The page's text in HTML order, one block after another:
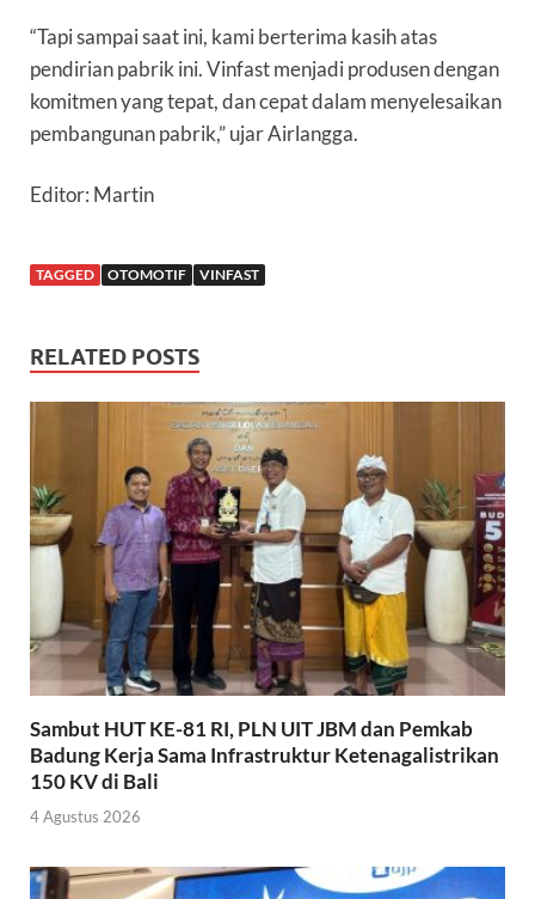
“Tapi sampai saat ini, kami berterima kasih atas
pendirian pabrik ini. Vinfast menjadi produsen dengan
komitmen yang tepat, dan cepat dalam menyelesaikan
pembangunan pabrik,” ujar Airlangga.
Editor: Martin
TAGGED OTOMOTIF VINFAST
RELATED POSTS
Sambut HUT KE-81 RI, PLN UIT JBM dan Pemkab
Badung Kerja Sama Infrastruktur Ketenagalistrikan
150 KV di Bali
4 Agustus 2026